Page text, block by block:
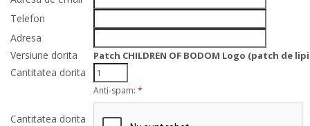
Telefon
Adresa
Versiune dorita
Patch CHILDREN OF BODOM Logo (patch de
Cantitatea dorita
Cantitatea dorita
Anti-spam: *